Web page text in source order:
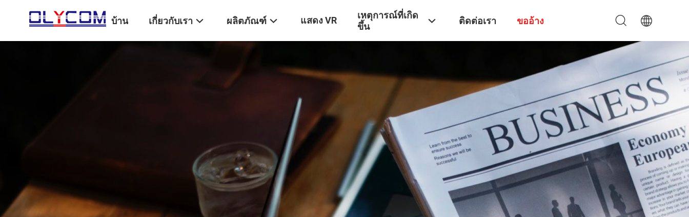
บ้าน เกี่ยวกับเรา ผลิตภัณฑ์ แสดง VR
เหตุการณ์ที่เกิด
ขึ้น
ติดต่อเรา ขออ้าง